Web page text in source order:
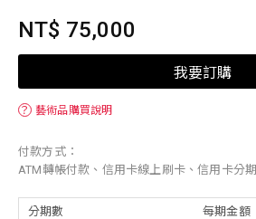
NT$ 75,000
我要訂購
？ 藝術品購買說明
付款方式：
ATM轉帳付款、信用卡線上刷卡、信用卡分期
分期數 每期金額